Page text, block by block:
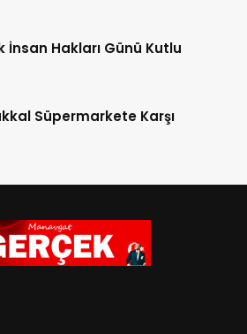
İnsan Hakları Günü Kutlu
Süpermarkete Karşı